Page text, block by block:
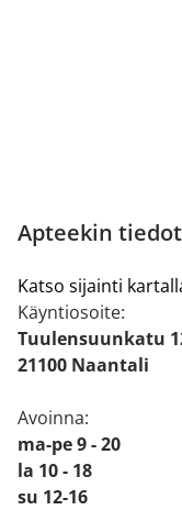
Apteekin tiedot
Katso sijainti
Käyntiosoite:
Tuulensuunkatu
21100 Naantali
Avoinna:
ma-pe 9 - 20
la 10 - 18
su 12-16